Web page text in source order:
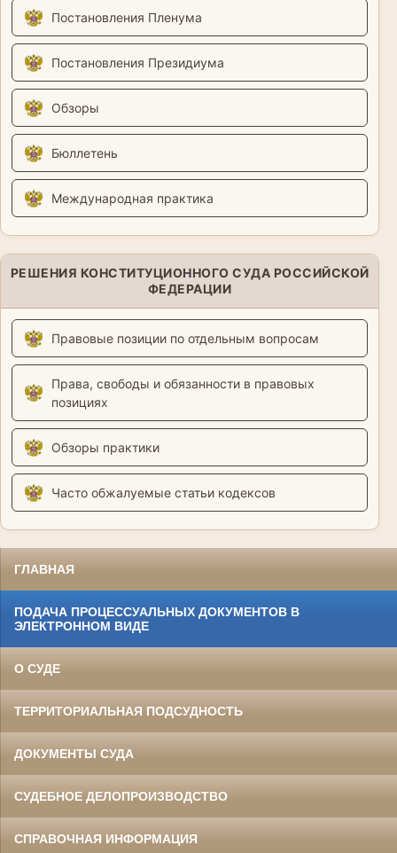
Постановления Пленума
Постановления Президиума
Обзоры
Бюллетень
Международная практика
РЕШЕНИЯ КОНСТИТУЦИОННОГО СУДА РОССИЙСКОЙ
ФЕДЕРАЦИИ
Правовые позиции по отдельным вопросам
Права, свободы и обязанности в правовых
позициях
Обзоры практики
Часто обжалуемые статьи кодексов
ГЛАВНАЯ
ПОДАЧА ПРОЦЕССУАЛЬНЫХ ДОКУМЕНТОВ В
ЭЛЕКТРОННОМ ВИДЕ
О СУДЕ
ТЕРРИТОРИАЛЬНАЯ ПОДСУДНОСТЬ
ДОКУМЕНТЫ СУДА
СУДЕБНОЕ ДЕЛОПРОИЗВОДСТВО
СПРАВОЧНАЯ ИНФОРМАЦИЯ